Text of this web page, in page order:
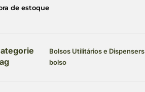
de estoque
Bolsos Utilitários e Dispensers
bolso